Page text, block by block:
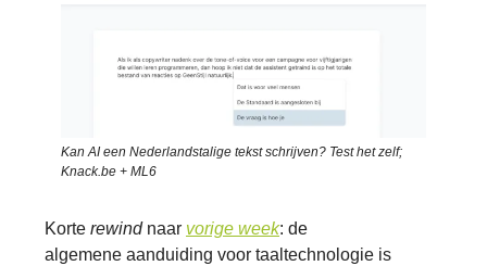
Kan AI een Nederlandstalige tekst schrijven? Test het zelf;
Knack.be + ML6
Korte rewindnaar vorige week: de
algemene aanduiding voor taaltechnologie is